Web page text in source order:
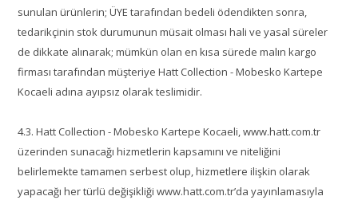
sunulan ürünlerin; ÜYE tarafından bedeli ödendikten sonra,
tedarikçinin stok durumunun müsait olması hali ve yasal süreler
de dikkate alınarak; mümkün olan en kısa sürede malın kargo
firması tarafından müşteriye Hatt Collection - Mobesko Kartepe
Kocaeli adına ayıpsız olarak teslimidir.
4.3. Hatt Collection - Mobesko Kartepe Kocaeli, www.hatt.com.tr
üzerinden sunacağı hizmetlerin kapsamını ve niteliğini
belirlemekte tamamen serbest olup, hizmetlere ilişkin olarak
yapacağı her türlü değişikliği www.hatt.com.tr’da yayınlamasıyla